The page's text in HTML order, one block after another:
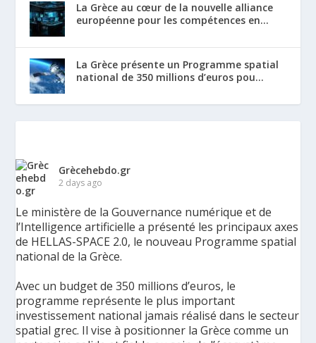
La Grèce au cœur de la nouvelle alliance
européenne pour les compétences en...
La Grèce présente un Programme spatial
national de 350 millions d’euros pou...
Grècehebdo.gr
2 days ago
Le ministère de la Gouvernance numérique et de
l’Intelligence artificielle a présenté les principaux axes
de HELLAS-SPACE 2.0, le nouveau Programme spatial
national de la Grèce.
Avec un budget de 350 millions d’euros, le
programme représente le plus important
investissement national jamais réalisé dans le secteur
spatial grec. Il vise à positionner la Grèce comme un